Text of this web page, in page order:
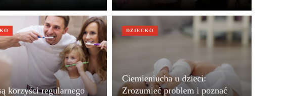
korzyści regularnego
Ciemieniucha u dzieci:
Zrozumieć problem i poznać
DZIECKO